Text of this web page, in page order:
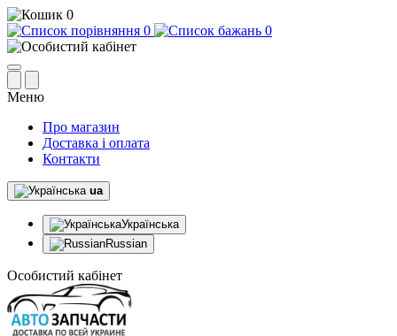
0
0
0
Меню
Про магазин
Доставка і оплата
Контакти
ua
Українська
Russian
Особистий кабінет